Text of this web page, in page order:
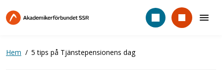
till
Hem 5 tips på Tjänstepensionens dag